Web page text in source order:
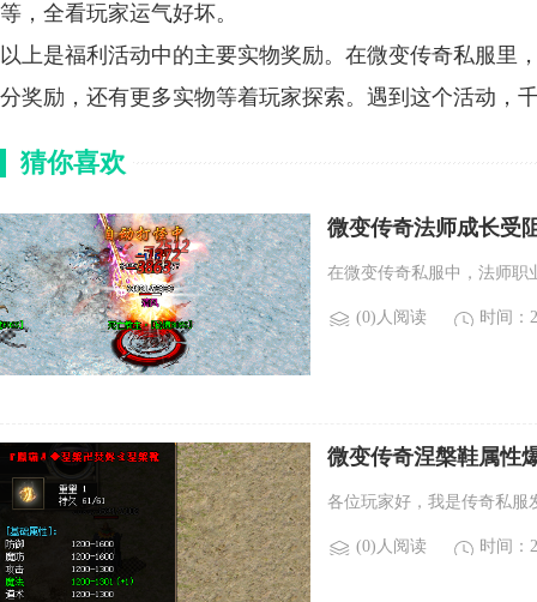
等，全看玩家运气好坏。
以上是福利活动中的主要实物奖励。在微变传奇私服里
分奖励，还有更多实物等着玩家探索。遇到这个活动，
猜你喜欢
微变传奇法师成长受
在微变传奇私服中，法师职
(0)人阅读 时间：
微变传奇涅槃鞋属性
各位玩家好，我是传奇私服
(0)人阅读 时间：